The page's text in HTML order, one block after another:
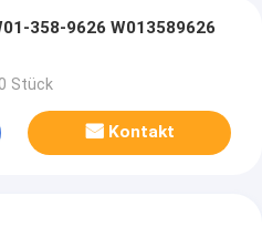
358-9626 W013589626
Stück
Kontakt